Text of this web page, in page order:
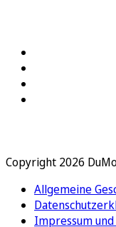
Copyright 2026
Allgemeine
Impressum